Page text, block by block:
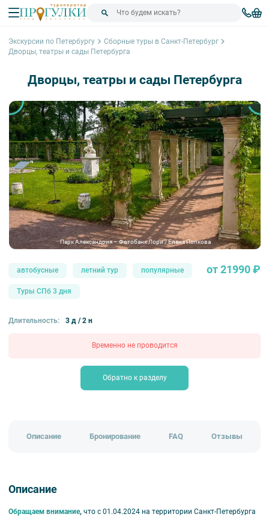
Экскурсии по Петербургу
Сборные туры в Санкт-Петербург
Дворцы, театры и сады Петербурга
Дворцы, театры и сады Петербурга
Парк Александрия – Фотобанк Лори / Елена Попкова
автобусные летний тур популярные
Туры СПб 3 дня
от 21990 ₽
Длительность: 3 д / 2 н
Временно не проводится
Обратно к разделу
Описание Бронирование FAQ Отзывы
Описание
Обращаем внимание, что с 01.04.2024 на территории Санкт-Петербурга